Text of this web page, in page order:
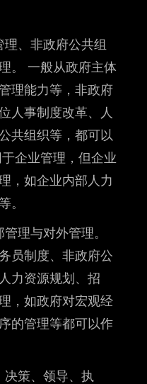
、非政府公共组
。 一般从政府主体
理能力等，非政府
人事制度改革、人
共组织等，都可以
企业管理，但企业
，如企业内部人力
。
理与对外管理。
员制度、非政府公
力资源规划、招
，如政府对宏观经
的管理等都可以作
策、领导、执